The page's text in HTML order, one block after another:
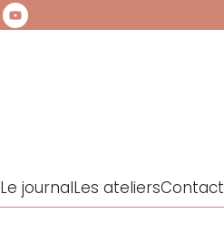
Le journalLes ateliersContact